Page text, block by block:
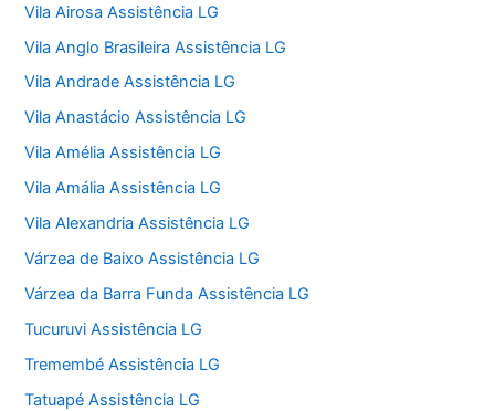
Vila Airosa Assistência LG
Vila Anglo Brasileira Assistência LG
Vila Andrade Assistência LG
Vila Anastácio Assistência LG
Vila Amélia Assistência LG
Vila Amália Assistência LG
Vila Alexandria Assistência LG
Várzea de Baixo Assistência LG
Várzea da Barra Funda Assistência LG
Tucuruvi Assistência LG
Tremembé Assistência LG
Tatuapé Assistência LG